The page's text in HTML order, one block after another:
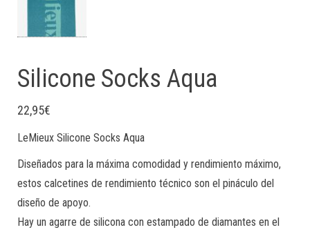
Silicone Socks Aqua
22,95€
LeMieux Silicone Socks Aqua
Diseñados para la máxima comodidad y rendimiento máximo,
estos calcetines de rendimiento técnico son el pináculo del
diseño de apoyo.
Hay un agarre de silicona con estampado de diamantes en el